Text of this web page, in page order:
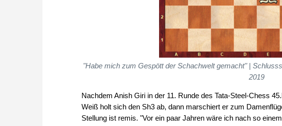
"Habe mich zum Gespött der Schachwelt gemacht" |
2019
Nachdem Anish Giri in der 11. Runde des Tata-Steel-Chess
Weiß holt sich den Sh3 ab, dann marschiert er zum
Stellung ist remis. "Vor ein paar Jahren wäre ich nach so